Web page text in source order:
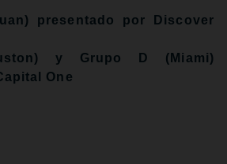
presentado por Discover
y Grupo D (Miami)
One